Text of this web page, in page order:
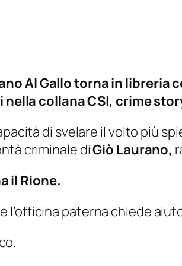
Al Gallo torna in libreria
collana CSI, crime
di svelare il volto più
criminale diGiò Laurano,
il Rione.
paterna chiede